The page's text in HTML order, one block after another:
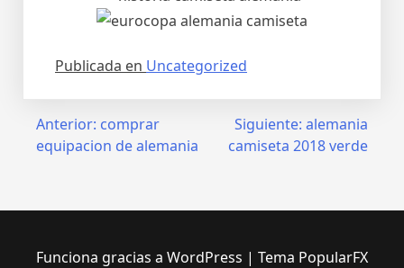
Publicada en Uncategorized
Navegación
Anterior: comprar
equipacion de alemania
Siguiente: alemania
camiseta 2018 verde
Funciona gracias a WordPress | Tema PopularFX